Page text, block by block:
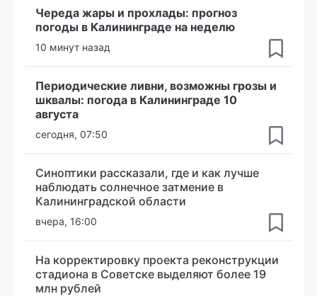
Череда жары и прохлады: прогноз
погоды в Калининграде на неделю
10 минут назад
Периодические ливни, возможны грозы и
шквалы: погода в Калининграде 10
августа
сегодня, 07:50
Синоптики рассказали, где и как лучше
наблюдать солнечное затмение в
Калининградской области
вчера, 16:00
На корректировку проекта реконструкции
стадиона в Советске выделяют более 19
млн рублей